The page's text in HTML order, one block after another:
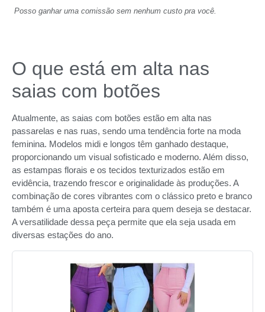
Posso ganhar uma comissão sem nenhum custo pra você.
O que está em alta nas
saias com botões
Atualmente, as saias com botões estão em alta nas
passarelas e nas ruas, sendo uma tendência forte na moda
feminina. Modelos midi e longos têm ganhado destaque,
proporcionando um visual sofisticado e moderno. Além disso,
as estampas florais e os tecidos texturizados estão em
evidência, trazendo frescor e originalidade às produções. A
combinação de cores vibrantes com o clássico preto e branco
também é uma aposta certeira para quem deseja se destacar.
A versatilidade dessa peça permite que ela seja usada em
diversas estações do ano.